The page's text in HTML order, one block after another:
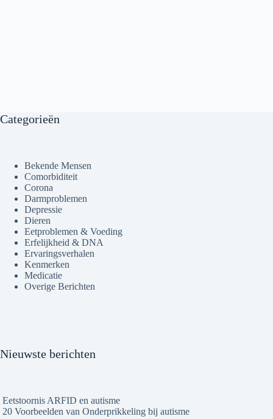
Categorieën
Bekende Mensen
Comorbiditeit
Corona
Darmproblemen
Depressie
Dieren
Eetproblemen & Voeding
Erfelijkheid & DNA
Ervaringsverhalen
Kenmerken
Medicatie
Overige Berichten
Nieuwste berichten
Eetstoornis ARFID en autisme
20 Voorbeelden van Onderprikkeling bij autisme